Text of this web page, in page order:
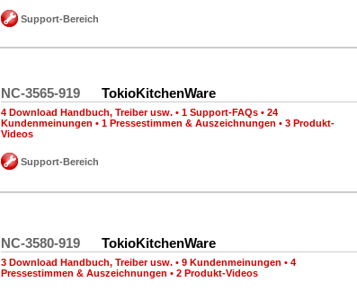
Support-Bereich
NC-3565-919 TokioKitchenWare
4 Download Handbuch, Treiber usw. • 1 Support-FAQs • 24
Kundenmeinungen • 1 Pressestimmen & Auszeichnungen • 3 Produkt-
Videos
Support-Bereich
NC-3580-919 TokioKitchenWare
3 Download Handbuch, Treiber usw. • 9 Kundenmeinungen • 4
Pressestimmen & Auszeichnungen • 2 Produkt-Videos